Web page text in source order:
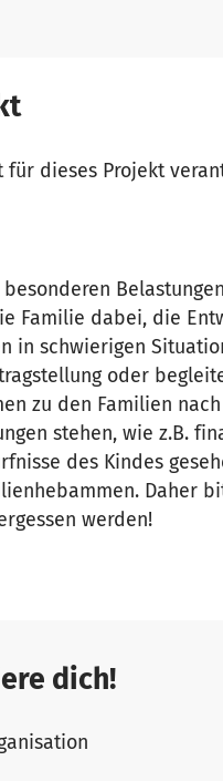
dieses Projekt
Familie dabei, die
in schwierigen
oder
zu den Familien
stehen, wie z.B.
des Kindes
Daher
werden!
dich!